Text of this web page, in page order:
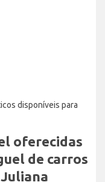
disponíveis para
oferecidas
de carros